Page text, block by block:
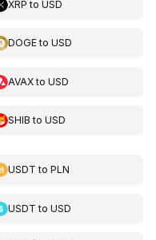
XRP toUSD
DOGEtoUSD
AVAXtoUSD
SHIB toUSD
USDT toPLN
USDT toUSD